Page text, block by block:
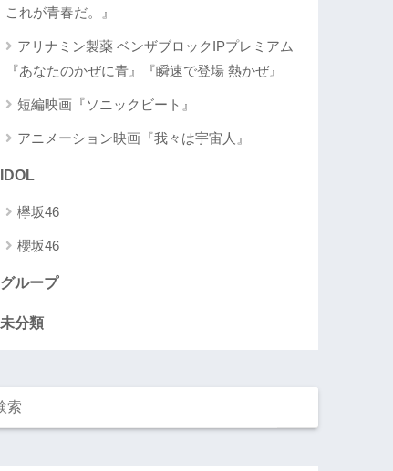
これが青春だ。』
アリナミン製薬 ベンザブロックIPプレミアム
『あなたのかぜに青』『瞬速で登場 熱かぜ』
短編映画『ソニックビート』
アニメーション映画『我々は宇宙人』
IDOL
欅坂46
櫻坂46
グループ
未分類